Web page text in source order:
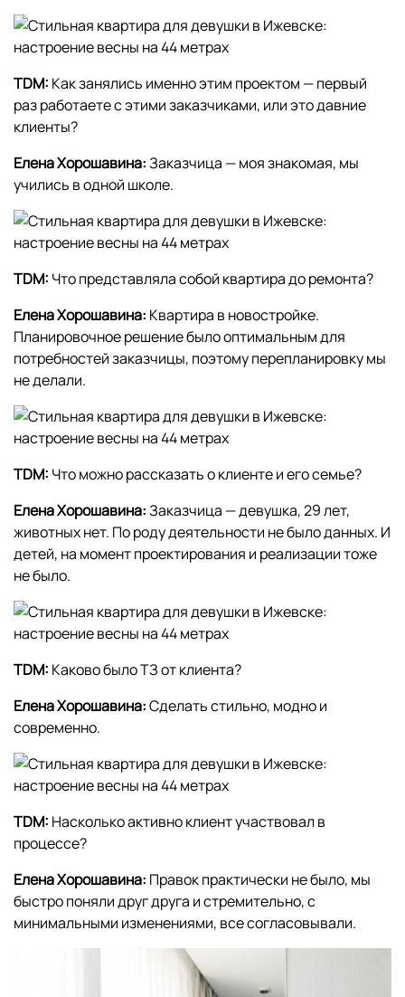
TDM: Как занялись именно этим проектом — первый
раз работаете с этими заказчиками, или это давние
клиенты?
Елена Хорошавина:Заказчица — моя знакомая, мы
учились в одной школе.
TDM: Что представляла собой квартира до ремонта?
Елена Хорошавина: Квартира в новостройке.
Планировочное решение было оптимальным для
потребностей заказчицы, поэтому перепланировку мы
не делали.
TDM: Что можно рассказать о клиенте и его семье?
Елена Хорошавина:Заказчица — девушка, 29 лет,
животных нет. По роду деятельности не было данных. И
детей, на момент проектирования и реализации тоже
не было.
TDM: Каково было ТЗ от клиента?
Елена Хорошавина:Сделать стильно, модно и
современно.
TDM: Насколько активно клиент участвовал в
процессе?
Елена Хорошавина: Правок практически не было, мы
быстро поняли друг друга и стремительно, с
минимальными изменениями, все согласовывали.